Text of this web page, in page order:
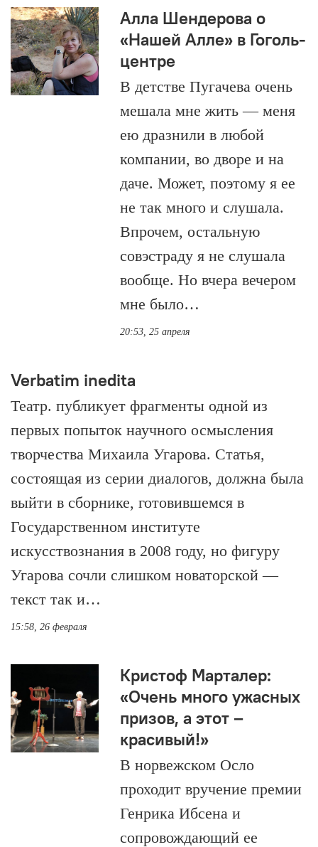
Алла Шендерова о
«Нашей Алле» в Гоголь-
центре
В детстве Пугачева очень
мешала мне жить — меня
ею дразнили в любой
компании, во дворе и на
даче. Может, поэтому я ее
не так много и слушала.
Впрочем, остальную
совэстраду я не слушала
вообще. Но вчера вечером
мне было…
20:53, 25 апреля
Verbatim inedita
Театр. публикует фрагменты одной из
первых попыток научного осмысления
творчества Михаила Угарова. Статья,
состоящая из серии диалогов, должна была
выйти в сборнике, готовившемся в
Государственном институте
искусствознания в 2008 году, но фигуру
Угарова сочли слишком новаторской —
текст так и…
15:58, 26 февраля
Кристоф Марталер:
«Очень много ужасных
призов, а этот –
красивый!»
В норвежском Осло
проходит вручение премии
Генрика Ибсена и
сопровождающий ее